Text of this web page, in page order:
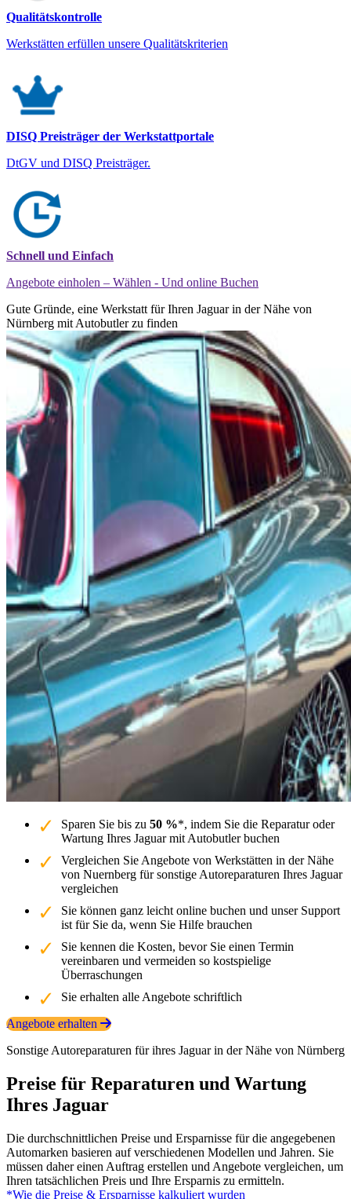
Qualitätskontrolle
Werkstätten erfüllen unsere Qualitätskriterien
DISQ Preisträger der Werkstattportale
DtGV und DISQ Preisträger.
Schnell und Einfach
Angebote einholen – Wählen - Und online Buchen
Gute Gründe, eine Werkstatt für Ihren Jaguar in der Nähe von
Nürnberg mit Autobutler zu finden
Sparen Sie bis zu 50 %*, indem Sie die Reparatur oder
Wartung Ihres Jaguar mit Autobutler buchen
Vergleichen Sie Angebote von Werkstätten in der Nähe
von Nuernberg für sonstige Autoreparaturen Ihres Jaguar
vergleichen
Sie können ganz leicht online buchen und unser Support
ist für Sie da, wenn Sie Hilfe brauchen
Sie kennen die Kosten, bevor Sie einen Termin
vereinbaren und vermeiden so kostspielige
Überraschungen
Sie erhalten alle Angebote schriftlich
Angebote erhalten
Sonstige Autoreparaturen für ihres Jaguar in der Nähe von Nürnberg
Preise für Reparaturen und Wartung
Ihres Jaguar
Die durchschnittlichen Preise und Ersparnisse für die angegebenen
Automarken basieren auf verschiedenen Modellen und Jahren. Sie
müssen daher einen Auftrag erstellen und Angebote vergleichen, um
Ihren tatsächlichen Preis und Ihre Ersparnis zu ermitteln.
*Wie die Preise & Ersparnisse kalkuliert wurden